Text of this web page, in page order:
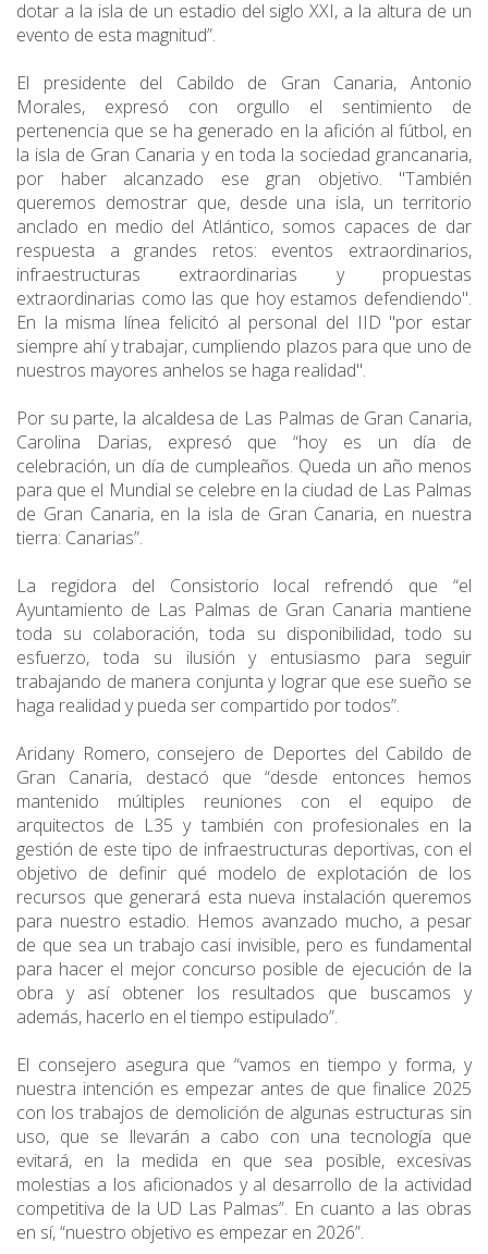
dotar a la isla de un estadio del siglo XXI, a la altura de un
evento de esta magnitud”.
El presidente del Cabildo de Gran Canaria, Antonio
Morales, expresó con orgullo el sentimiento de
pertenencia que se ha generado en la afición al fútbol, en
la isla de Gran Canaria y en toda la sociedad grancanaria,
por haber alcanzado ese gran objetivo. "También
queremos demostrar que, desde una isla, un territorio
anclado en medio del Atlántico, somos capaces de dar
respuesta a grandes retos: eventos extraordinarios,
infraestructuras extraordinarias y propuestas
extraordinarias como las que hoy estamos defendiendo".
En la misma línea felicitó al personal del IID "por estar
siempre ahí y trabajar, cumpliendo plazos para que uno de
nuestros mayores anhelos se haga realidad".
Por su parte, la alcaldesa de Las Palmas de Gran Canaria,
Carolina Darias, expresó que “hoy es un día de
celebración, un día de cumpleaños. Queda un año menos
para que el Mundial se celebre en la ciudad de Las Palmas
de Gran Canaria, en la isla de Gran Canaria, en nuestra
tierra: Canarias”.
La regidora del Consistorio local refrendó que “el
Ayuntamiento de Las Palmas de Gran Canaria mantiene
toda su colaboración, toda su disponibilidad, todo su
esfuerzo, toda su ilusión y entusiasmo para seguir
trabajando de manera conjunta y lograr que ese sueño se
haga realidad y pueda ser compartido por todos”.
Aridany Romero, consejero de Deportes del Cabildo de
Gran Canaria, destacó que “desde entonces hemos
mantenido múltiples reuniones con el equipo de
arquitectos de L35 y también con profesionales en la
gestión de este tipo de infraestructuras deportivas, con el
objetivo de definir qué modelo de explotación de los
recursos que generará esta nueva instalación queremos
para nuestro estadio. Hemos avanzado mucho, a pesar
de que sea un trabajo casi invisible, pero es fundamental
para hacer el mejor concurso posible de ejecución de la
obra y así obtener los resultados que buscamos y
además, hacerlo en el tiempo estipulado”.
El consejero asegura que “vamos en tiempo y forma, y
nuestra intención es empezar antes de que finalice 2025
con los trabajos de demolición de algunas estructuras sin
uso, que se llevarán a cabo con una tecnología que
evitará, en la medida en que sea posible, excesivas
molestias a los aficionados y al desarrollo de la actividad
competitiva de la UD Las Palmas”. En cuanto a las obras
en sí, “nuestro objetivo es empezar en 2026”.